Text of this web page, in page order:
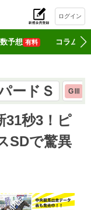
ログイン
予想 有料 コラム
ードＳ GⅢ
31秒3！ピ
SDで驚異